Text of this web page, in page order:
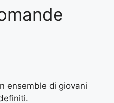
ensemble di giovani